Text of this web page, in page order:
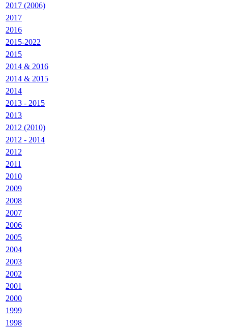
2017 (2006)
2017
2016
2015-2022
2015
2014 & 2016
2014 & 2015
2014
2013 - 2015
2013
2012 (2010)
2012 - 2014
2012
2011
2010
2009
2008
2007
2006
2005
2004
2003
2002
2001
2000
1999
1998